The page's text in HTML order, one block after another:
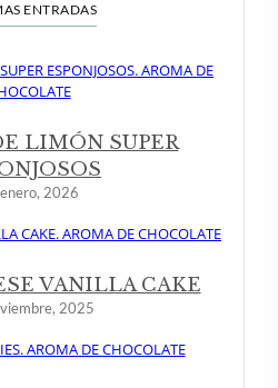
ENTRADAS
LIMÓN SUPER
2026
VANILLA CAKE
2025